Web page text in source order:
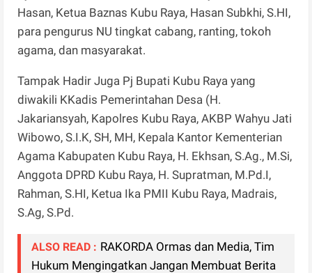
Hasan, Ketua Baznas Kubu Raya, Hasan Subkhi, S.HI,
para pengurus NU tingkat cabang, ranting, tokoh
agama, dan masyarakat.
Tampak Hadir Juga Pj Bupati Kubu Raya yang
diwakili KKadis Pemerintahan Desa (H.
Jakariansyah, Kapolres Kubu Raya, AKBP Wahyu Jati
Wibowo, S.I.K, SH, MH, Kepala Kantor Kementerian
Agama Kabupaten Kubu Raya, H. Ekhsan, S.Ag., M.Si,
Anggota DPRD Kubu Raya, H. Supratman, M.Pd.I,
Rahman, S.HI, Ketua Ika PMII Kubu Raya, Madrais,
S.Ag, S.Pd.
ALSO READ : RAKORDA Ormas dan Media, Tim
Hukum Mengingatkan Jangan Membuat Berita